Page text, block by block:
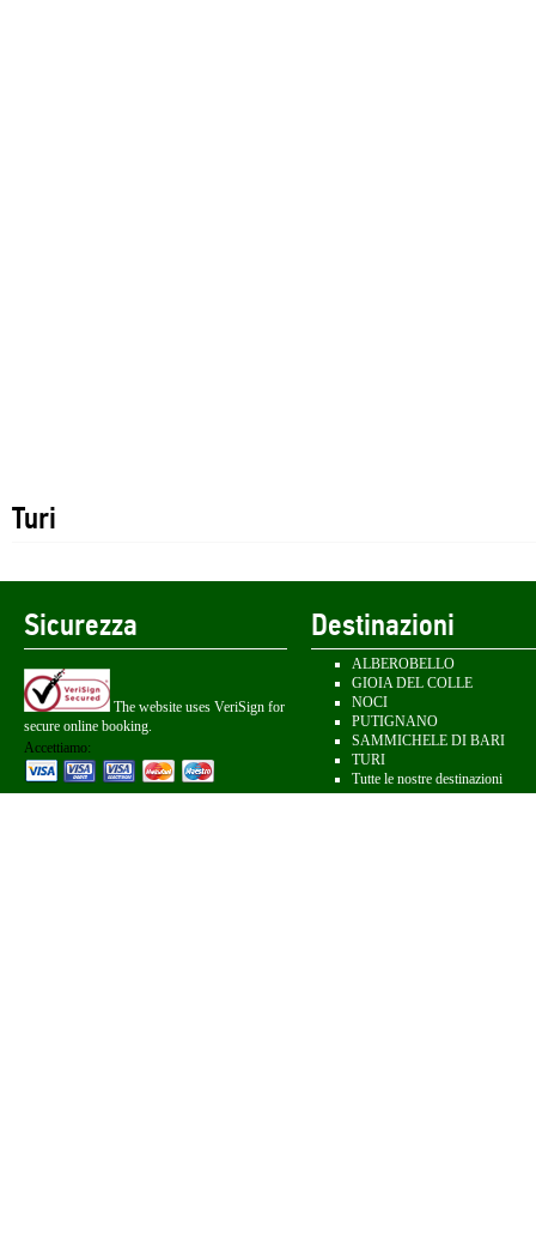
Turi
Sicurezza
The website uses VeriSign for
secure online booking.
Accettiamo:
Destinazioni
ALBEROBELLO
GIOIA DEL COLLE
NOCI
PUTIGNANO
SAMMICHELE DI BARI
TURI
Tutte le nostre destinazioni